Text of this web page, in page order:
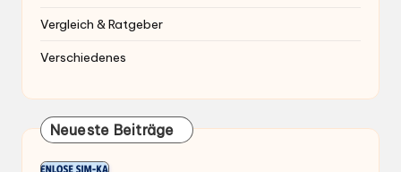
Vergleich & Ratgeber
Verschiedenes
Neueste Beiträge